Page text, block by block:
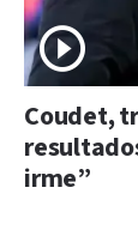
Coudet,
irme”